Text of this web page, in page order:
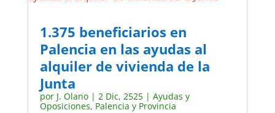
1.375 beneficiarios en
Palencia en las ayudas al
alquiler de vivienda de la
Junta
por J. Olano| 2 Dic, 2525| Ayudas y
Oposiciones, Palencia y Provincia